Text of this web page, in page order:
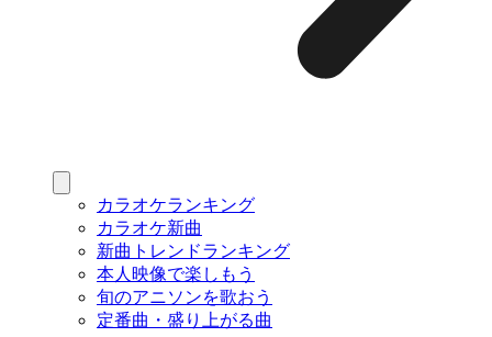
カラオケランキング
カラオケ新曲
新曲トレンドランキング
本人映像で楽しもう
旬のアニソンを歌おう
定番曲・盛り上がる曲